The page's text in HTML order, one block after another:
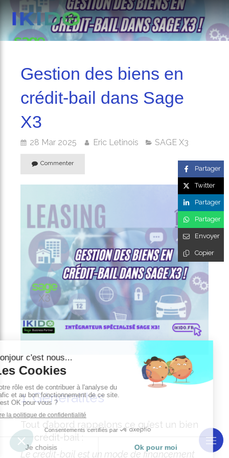
Gestion des biens en
crédit-bail dans Sage
X3
28 Mar 2025 Eric Letinois SAGE X3
Commenter
1. Généralités
Tout d’abord rappelons ce qu’est un bien
en crédit-bail :
Le crédit-bail est un mode de financement
Partager
Twitter
Partager
Partager
Envoyer
Copier